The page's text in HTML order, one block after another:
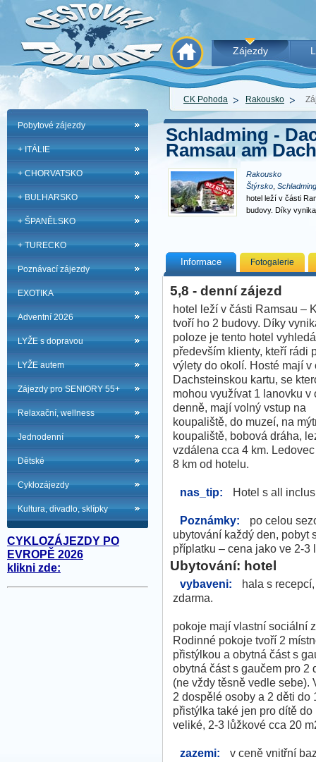
Zájezdy
CK Pohoda Rakousko
Pobytové zájezdy
+ ITÁLIE
+ CHORVATSKO
+ BULHARSKO
+ ŠPANĚLSKO
+ TURECKO
Poznávací zájezdy
EXOTIKA
Adventní 2026
LYŽE s dopravou
LYŽE autem
Zájezdy pro SENIORY 55+
Relaxační, wellness
Jednodenní
Dětské
Cyklozájezdy
Kultura, divadlo, sklípky
CYKLOZÁJEZDY PO
EVROPĚ 2026
klikni zde:
Schladming -
Ramsau am
Rakousko
Štýrsko
hotel leží v části
budovy. Díky
Informace Fotogalerie
5,8 - denní zájezd
hotel leží v části Ramsau –
tvoří ho 2 budovy. Díky
poloze je tento hotel
především klienty, kteří rádi
výlety do okolí. Hosté mají v
Dachsteinskou kartu, se
mohou využívat 1 lanovku v
denně, mají volný vstup na
koupaliště, do muzeí, na
koupaliště, bobová dráha,
vzdálena cca 4 km.
8 km od hotelu.
nas_tip: Hotel s all
Poznámky:
po celou
ubytování každý den, pobyt
příplatku – cena jako ve 2-3
Ubytování: hotel
vybaveni:
hala s
zdarma.
pokoje mají vlastní sociální
Rodinné pokoje tvoří 2
přistýlkou a obytná část s
obytná část s gaučem pro
(ne vždy těsně vedle sebe).
2 dospělé osoby a 2 děti do
přistýlka také jen pro dítě
veliké, 2-3 lůžkové cca 20
zazemi: v ceně vnitřní